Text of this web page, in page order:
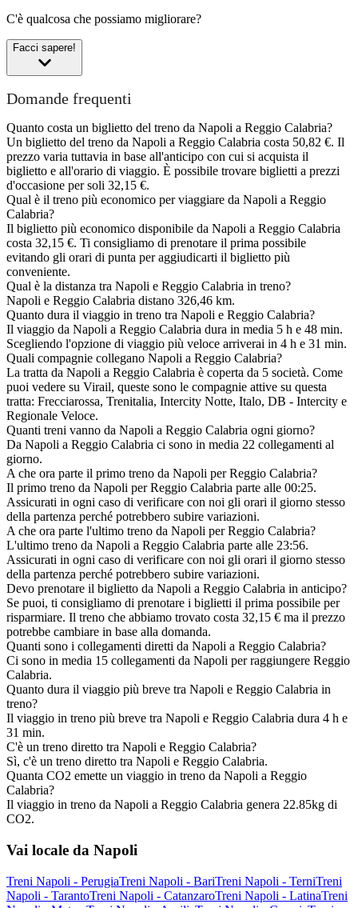
C'è qualcosa che possiamo migliorare?
Facci sapere!
Domande frequenti
Quanto costa un biglietto del treno da Napoli a Reggio Calabria?
Un biglietto del treno da Napoli a Reggio Calabria costa 50,82 €. Il
prezzo varia tuttavia in base all'anticipo con cui si acquista il
biglietto e all'orario di viaggio. È possibile trovare biglietti a prezzi
d'occasione per soli 32,15 €.
Qual è il treno più economico per viaggiare da Napoli a Reggio
Calabria?
Il biglietto più economico disponibile da Napoli a Reggio Calabria
costa 32,15 €. Ti consigliamo di prenotare il prima possibile
evitando gli orari di punta per aggiudicarti il biglietto più
conveniente.
Qual è la distanza tra Napoli e Reggio Calabria in treno?
Napoli e Reggio Calabria distano 326,46 km.
Quanto dura il viaggio in treno tra Napoli e Reggio Calabria?
Il viaggio da Napoli a Reggio Calabria dura in media 5 h e 48 min.
Scegliendo l'opzione di viaggio più veloce arriverai in 4 h e 31 min.
Quali compagnie collegano Napoli a Reggio Calabria?
La tratta da Napoli a Reggio Calabria è coperta da 5 società. Come
puoi vedere su Virail, queste sono le compagnie attive su questa
tratta: Frecciarossa, Trenitalia, Intercity Notte, Italo, DB - Intercity e
Regionale Veloce.
Quanti treni vanno da Napoli a Reggio Calabria ogni giorno?
Da Napoli a Reggio Calabria ci sono in media 22 collegamenti al
giorno.
A che ora parte il primo treno da Napoli per Reggio Calabria?
Il primo treno da Napoli per Reggio Calabria parte alle 00:25.
Assicurati in ogni caso di verificare con noi gli orari il giorno stesso
della partenza perché potrebbero subire variazioni.
A che ora parte l'ultimo treno da Napoli per Reggio Calabria?
L'ultimo treno da Napoli a Reggio Calabria parte alle 23:56.
Assicurati in ogni caso di verificare con noi gli orari il giorno stesso
della partenza perché potrebbero subire variazioni.
Devo prenotare il biglietto da Napoli a Reggio Calabria in anticipo?
Se puoi, ti consigliamo di prenotare i biglietti il prima possibile per
risparmiare. Il treno che abbiamo trovato costa 32,15 € ma il prezzo
potrebbe cambiare in base alla domanda.
Quanti sono i collegamenti diretti da Napoli a Reggio Calabria?
Ci sono in media 15 collegamenti da Napoli per raggiungere Reggio
Calabria.
Quanto dura il viaggio più breve tra Napoli e Reggio Calabria in
treno?
Il viaggio in treno più breve tra Napoli e Reggio Calabria dura 4 h e
31 min.
C'è un treno diretto tra Napoli e Reggio Calabria?
Sì, c'è un treno diretto tra Napoli e Reggio Calabria.
Quanta CO2 emette un viaggio in treno da Napoli a Reggio
Calabria?
Il viaggio in treno da Napoli a Reggio Calabria genera 22.85kg di
CO2.
Vai locale da Napoli
Treni Napoli - PerugiaTreni Napoli - BariTreni Napoli - TerniTreni
Napoli - TarantoTreni Napoli - CatanzaroTreni Napoli - LatinaTreni